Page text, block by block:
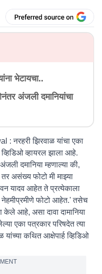
भेटायचा..
अंजली दमानियांचा
: नरहरी झिरवाळ यांचा एका
व्हायरल झाला आहे.
अंजली दमानिया म्हणाल्या की,
असंख्य फोटो मी माझ्या
यादव आहेत ते प्रत्येकाला
नेहमीप्रमीणे फोटो आहेत.' तसेच
केले आहे, असा दावा दामानिया
एका पत्रकार परिषदेत त्या
यांच्या कथित आक्षेपार्ह व्हिडिओ